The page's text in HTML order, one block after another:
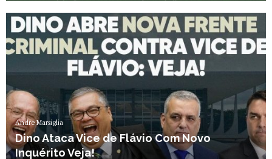
Andre Marsiglia
Dino Ataca Vice de Flávio Com Novo
Inquérito Veja!